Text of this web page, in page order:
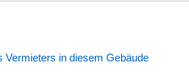
Vermieters in diesem Gebäude